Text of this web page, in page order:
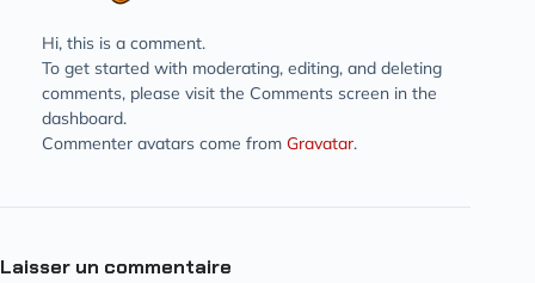
Hi, this is a comment.
To get started with moderating, editing, and deleting
comments, please visit the Comments screen in the
dashboard.
Commenter avatars come from Gravatar.
Laisser un commentaire